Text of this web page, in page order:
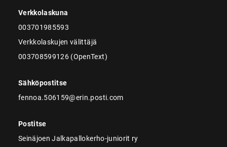
Verkkolaskuna
003701985593
Verkkolaskujen välittäjä
003708599126 (OpenText)
Sähköpostitse
fennoa.506159@erin.posti.com
Postitse
Seinäjoen Jalkapallokerho-juniorit ry